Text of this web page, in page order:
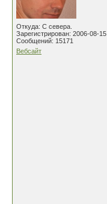
Откуда: С севера.
Зарегистрирован: 2006-08-15
Сообщений: 15171
Вебсайт